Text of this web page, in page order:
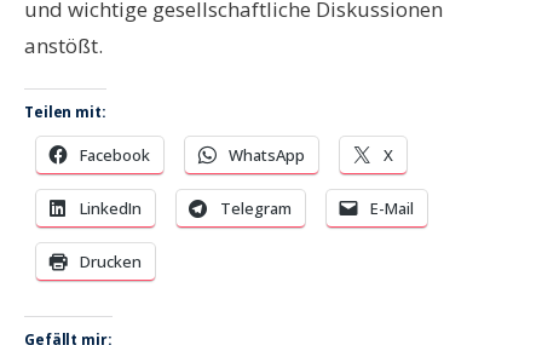
und wichtige gesellschaftliche Diskussionen
anstößt.
Teilen mit:
Facebook WhatsApp X
LinkedIn Telegram E-Mail
Drucken
Gefällt mir: